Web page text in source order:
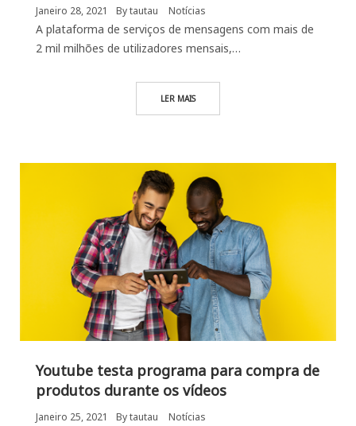
Janeiro 28, 2021 Bytautau Notícias
A plataforma de serviços de mensagens com mais de
2 mil milhões de utilizadores mensais,…
LER MAIS
Youtube testa programa para compra de
produtos durante os vídeos
Janeiro 25, 2021 Bytautau Notícias